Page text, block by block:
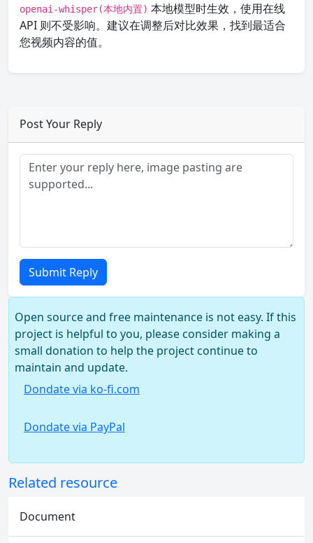
openai-whisper(本地内置) 本地模型时生效，使用在线
API 则不受影响。建议在调整后对比效果，找到最适合
您视频内容的值。
Post Your Reply
Submit Reply
Open source and free maintenance is not easy. If this
project is helpful to you, please consider making a
small donation to help the project continue to
maintain and update.
Dondate via ko-fi.com
Dondate via PayPal
Related resource
Document